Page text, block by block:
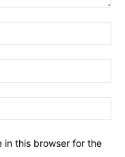
in this browser for the